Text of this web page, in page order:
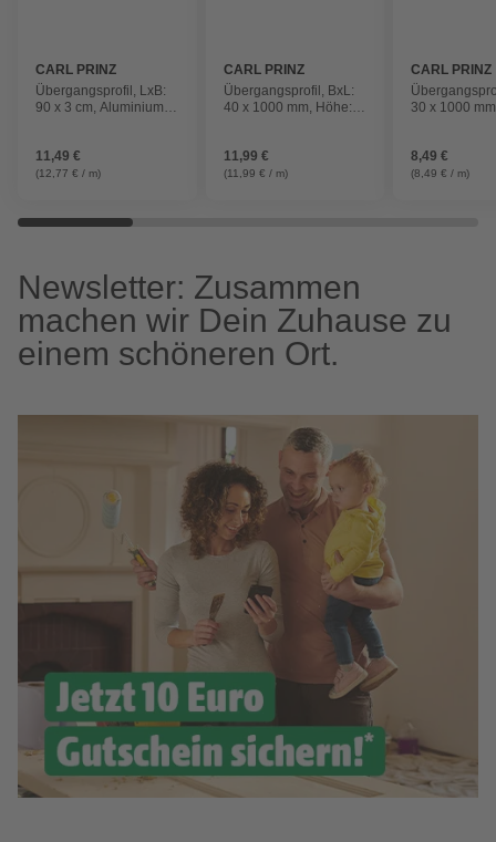
CARL PRINZ
Übergangsprofil, LxB:
90 x 3 cm, Aluminium,
11,49 €
(12,77 € / m)
CARL PRINZ
Übergangsprofil, BxL:
40 x 1000 mm, Höhe: 5
11,99 €
(11,99 € / m)
CARL PRINZ
30 x 1000
8,49 €
(8,49 € / m)
Newsletter: Zusammen
machen wir Dein Zuhause zu
einem schöneren Ort.